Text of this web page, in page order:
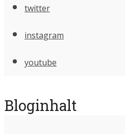
twitter
instagram
youtube
Bloginhalt